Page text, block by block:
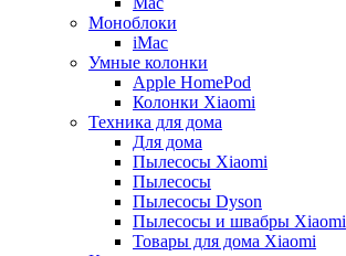
Моноблоки
iMac
Умные колонки
Apple HomePod
Колонки Xiaomi
Техника для дома
Для дома
Пылесосы Xiaomi
Пылесосы
Пылесосы Dyson
Пылесосы и швабры Xiaomi
Товары для дома Xiaomi